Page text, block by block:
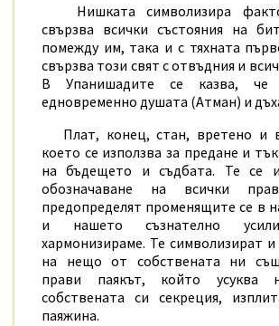
Нишката символизира
свързва всички състояния на
помежду им, така и с тяхната
свързва този свят с отвъдния и
В Упанишадите се казва, че
едновременно душата (Атман) и
Плат, конец, стан, вретено и
което се използва за предане и
на бъдещето и съдбата. Те се
обозначаване на всички
предопределят променящите се в
и нашето съзнателно
хармонизираме. Те символизират и
на нещо от собствената ни
прави паякът, който усуква
собствената си секреция,
паяжина.